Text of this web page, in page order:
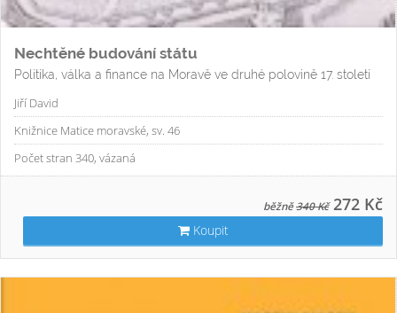
Nechtěné budování státu
Politika, válka a finance na Moravě ve druhé polovině 17. století
Jiří David
Knižnice Matice moravské, sv. 46
Počet stran 340, vázaná
běžně340 Kč 272 Kč
Koupit